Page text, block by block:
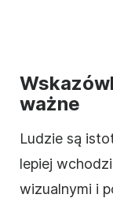
ważne
Ludzie są
lepiej
wizualnymi i